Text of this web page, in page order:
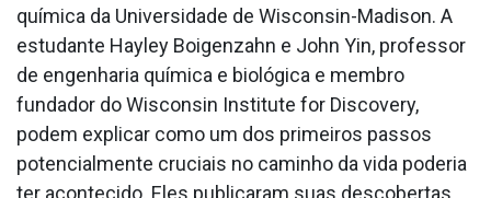
química da Universidade de Wisconsin-Madison. A
estudante Hayley Boigenzahn e John Yin, professor
de engenharia química e biológica e membro
fundador do Wisconsin Institute for Discovery,
podem explicar como um dos primeiros passos
potencialmente cruciais no caminho da vida poderia
ter acontecido. Eles publicaram suas descobertas